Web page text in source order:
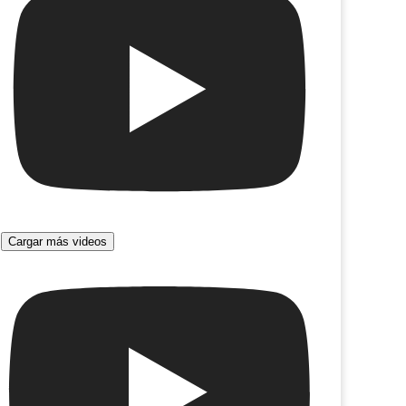
al cabo es mi vida
Cargar más videos